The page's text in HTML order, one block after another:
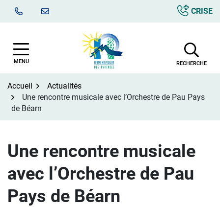
CRISE
MENU RECHERCHE
Accueil
Actualités
Une rencontre musicale avec l’Orchestre de Pau Pays
de Béarn
Une rencontre musicale
avec l’Orchestre de Pau
Pays de Béarn